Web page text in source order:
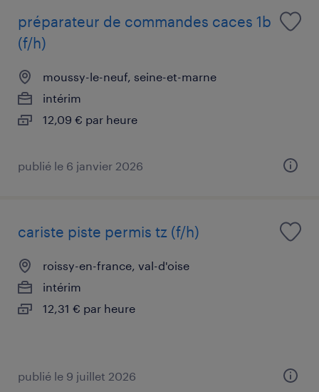
préparateur de commandes caces 1b
(f/h)
moussy-le-neuf, seine-et-marne
intérim
12,09 € par heure
publié le 6 janvier 2026
cariste piste permis tz (f/h)
roissy-en-france, val-d'oise
intérim
12,31 € par heure
publié le 9 juillet 2026